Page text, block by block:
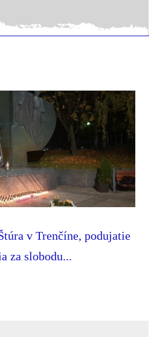
v Trenčíne, podujatie
za slobodu...